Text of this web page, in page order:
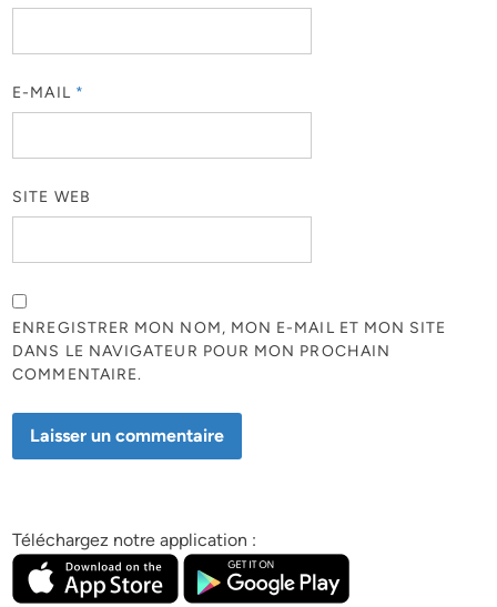
E-MAIL *
SITE WEB
ENREGISTRER MON NOM, MON E-MAIL ET MON SITE
DANS LE NAVIGATEUR POUR MON PROCHAIN
COMMENTAIRE.
Téléchargez notre application :